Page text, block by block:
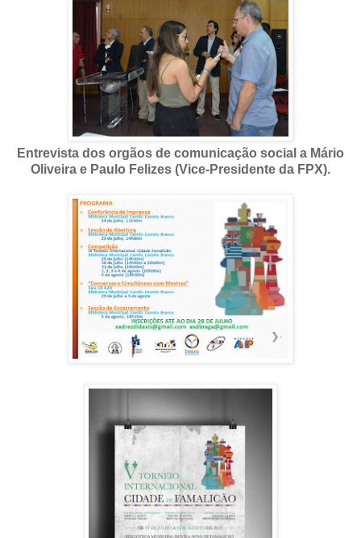
Entrevista dos orgãos de comunicação social a Mário
Oliveira e Paulo Felizes (Vice-Presidente da FPX).